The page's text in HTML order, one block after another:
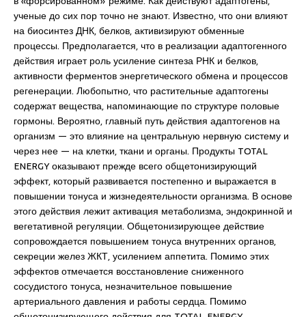
ученые до сих пор точно не знают. Известно, что они влияют
на биосинтез ДНК, белков, активизируют обменные
процессы. Предполагается, что в реализации адаптогенного
действия играет роль усиление синтеза РНК и белков,
активности ферментов энергетического обмена и процессов
регенерации. Любопытно, что растительные адаптогены
содержат вещества, напоминающие по структуре половые
гормоны. Вероятно, главный путь действия адаптогенов на
организм — это влияние на центральную нервную систему и
через нее — на клетки, ткани и органы. Продукты TOTAL
ENERGY оказывают прежде всего общетонизирующий
эффект, который развивается постепенно и выражается в
повышении тонуса и жизнедеятельности организма. В основе
этого действия лежит активация метаболизма, эндокринной и
вегетативной регуляции. Общетонизирующее действие
сопровождается повышением тонуса внутренних органов,
секреции желез ЖКТ, усилением аппетита. Помимо этих
эффектов отмечается восстановление сниженного
сосудистого тонуса, незначительное повышение
артериального давления и работы сердца. Помимо